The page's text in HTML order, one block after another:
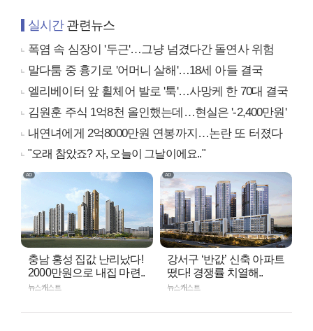
실시간관련뉴스
폭염 속 심장이 '두근'…그냥 넘겼다간 돌연사 위험
말다툼 중 흉기로 '어머니 살해'…18세 아들 결국
엘리베이터 앞 휠체어 발로 '툭'…사망케 한 70대 결국
김원훈 주식 1억8천 올인했는데…현실은 '-2,400만원'
내연녀에게 2억8000만원 연봉까지…논란 또 터졌다
"오래 참았죠? 자, 오늘이 그날이에요.."
충남 홍성 집값 난리났다!
2000만원으로 내집 마련..
뉴스캐스트
강서구 ‘반값’ 신축 아파트
떴다! 경쟁률 치열해..
뉴스캐스트